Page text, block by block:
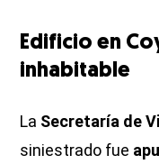
Edificio en
inhabitable
La Secretaría de
siniestrado fue